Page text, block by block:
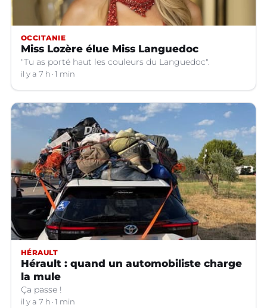
OCCITANIE
Miss Lozère élue Miss Languedoc
"Tu as porté haut les couleurs du Languedoc".
il y a 7 h 1 min
HÉRAULT
Hérault : quand un automobiliste charge
la mule
Ça passe !
il y a 7 h 1 min